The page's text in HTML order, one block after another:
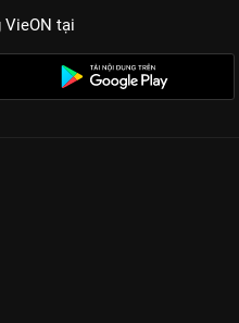
VieON tại